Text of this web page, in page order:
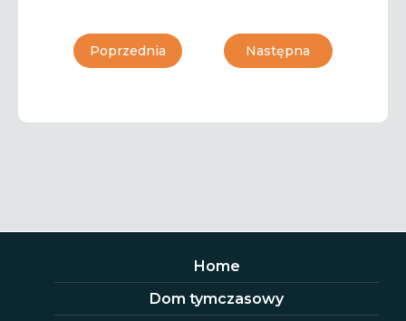
Poprzednia Następna
Home
Dom tymczasowy